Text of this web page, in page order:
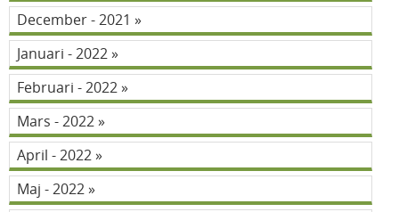
December - 2021
Januari - 2022
Februari - 2022
Mars - 2022
April - 2022
Maj - 2022